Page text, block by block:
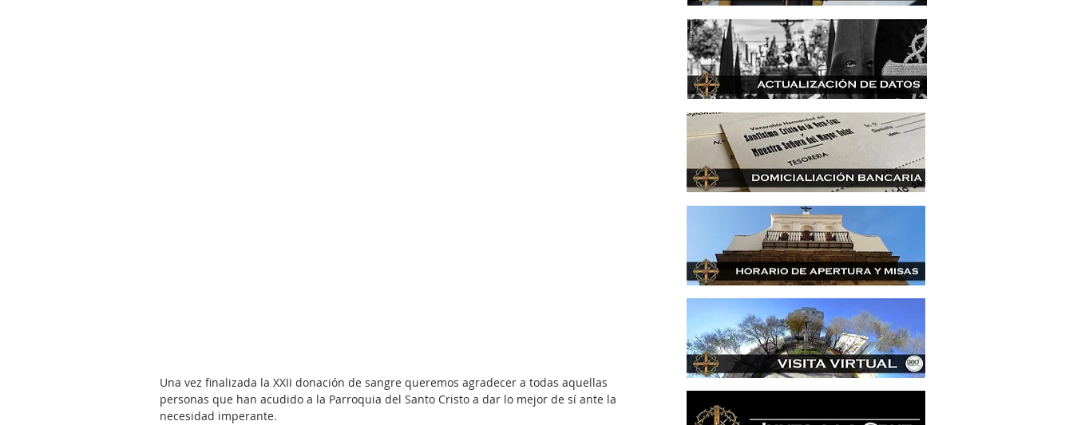
Una vez finalizada la XXII donación de sangre queremos agradecer a todas aquellas
personas que han acudido a la Parroquia del Santo Cristo a dar lo mejor de sí ante la
necesidad imperante.